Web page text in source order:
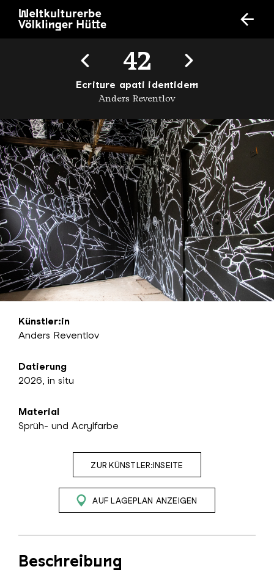
42
Ecriture apati identidem
Anders Reventlov
Künstler:in
Anders Reventlov
Datierung
2026, in situ
Material
Sprüh- und Acrylfarbe
ZUR KÜNSTLER:INSEITE
AUF LAGEPLAN ANZEIGEN
Beschreibung